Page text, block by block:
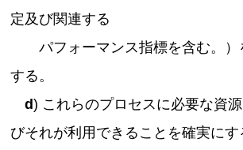
定及び関連する
パフォーマンス指標を含む。）
する。
d) これらのプロセスに必要な資
びそれが利用できることを確実にす